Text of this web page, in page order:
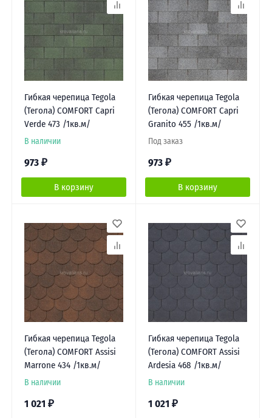
Гибкая черепица Tegola
(Тегола) COMFORT Capri
Verde 473 /1кв.м/
В наличии
973 ₽
В корзину
Гибкая черепица Tegola
(Тегола) COMFORT Capri
Granito 455 /1кв.м/
Под заказ
973 ₽
В корзину
Гибкая черепица Tegola
(Тегола) COMFORT Assisi
Marrone 434 /1кв.м/
В наличии
1 021 ₽
Гибкая черепица Tegola
(Тегола) COMFORT Assisi
Ardesia 468 /1кв.м/
В наличии
1 021 ₽